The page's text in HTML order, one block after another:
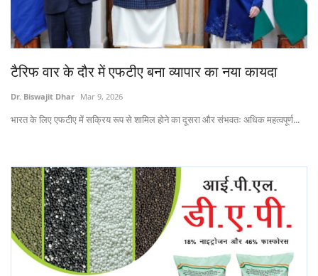
States
Agribusiness
Agritech
Cooperatives
International
Rural Dialogue
Ground Report
टैरिफ वार के दौर में एफटीए बना व्यापार का नया कायदा
Dr. Biswajit Dhar Mar 9, 2026
भारत के लिए एफटीए में सक्रिय रूप से शामिल होने का दूसरा और संभवतः अधिक महत्वपूर्ण...